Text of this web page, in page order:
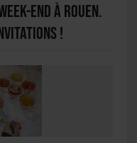
end à Rouen.
!